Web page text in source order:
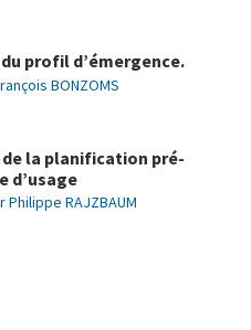
profil d’émergence.
BONZOMS
la planification pré-
d’usage
Philippe RAJZBAUM